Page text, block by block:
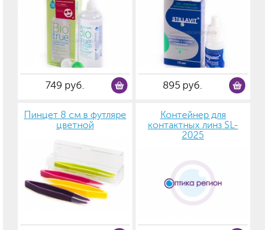
749 руб. 895 руб.
Пинцет 8 см в футляре
цветной
Контейнер для
контактных линз SL-
2025